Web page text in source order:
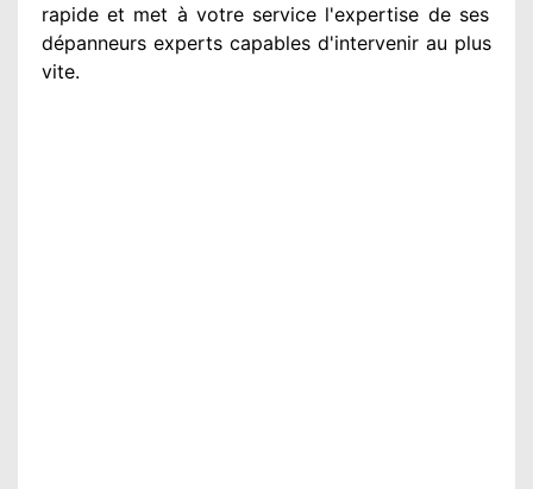
rapide et met à votre service l'expertise de ses
dépanneurs experts capables d'intervenir au plus
vite.